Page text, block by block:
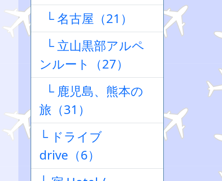
└ 名古屋（21）
└ 立山黒部アルペ
ンルート（27）
└ 鹿児島、熊本の
旅（31）
└ ドライブ
drive（6）